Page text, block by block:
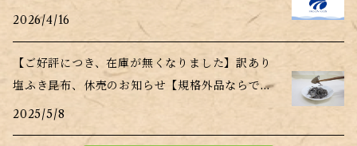
2026/4/16
【ご好評につき、在庫が無くなりました】訳あり
塩ふき昆布、休売のお知らせ【規格外品ならでは
の事情】
2025/5/8